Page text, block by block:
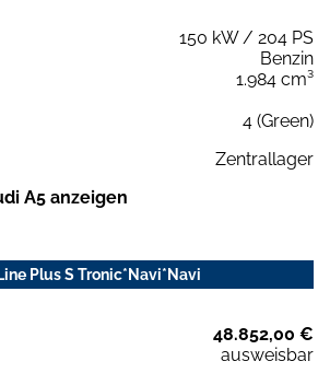
150 kW / 204 PS
Benzin
1.984 cm³
4 (Green)
Zentrallager
A5 anzeigen
Plus S Tronic*Navi*Navi
48.852,00 €
ausweisbar